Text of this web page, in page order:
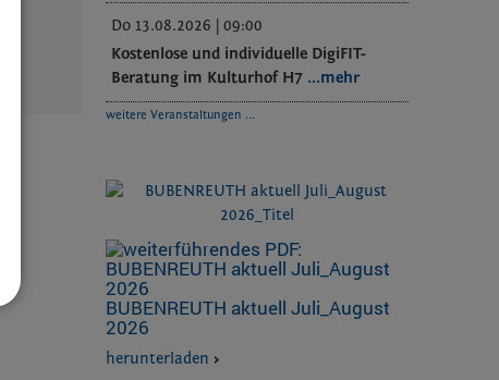
Do 13.08.2026 | 09:00
Kostenlose und individuelle DigiFIT-
Beratung im Kulturhof H7 ...mehr
weitere Veranstaltungen ...
BUBENREUTH aktuell Juli_August
2026
herunterladen >